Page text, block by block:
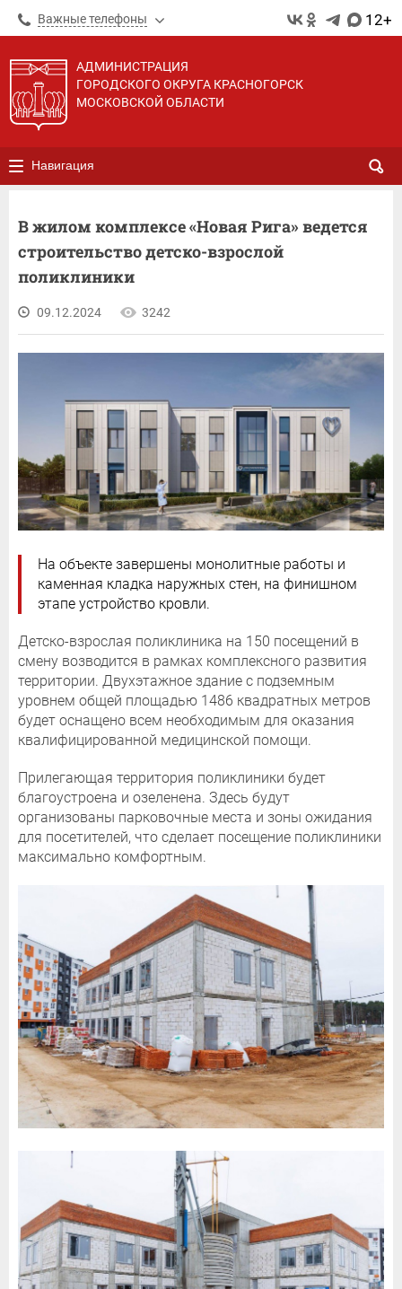
Важные телефоны 12+
АДМИНИСТРАЦИЯ
ГОРОДСКОГО ОКРУГА КРАСНОГОРСК
МОСКОВСКОЙ ОБЛАСТИ
Навигация
В жилом комплексе «Новая Рига» ведется
строительство детско-взрослой
поликлиники
09.12.2024 3242
На объекте завершены монолитные работы и
каменная кладка наружных стен, на финишном
этапе устройство кровли.
Детско-взрослая поликлиника на 150 посещений в
смену возводится в рамках комплексного развития
территории. Двухэтажное здание с подземным
уровнем общей площадью 1486 квадратных метров
будет оснащено всем необходимым для оказания
квалифицированной медицинской помощи.
Прилегающая территория поликлиники будет
благоустроена и озеленена. Здесь будут
организованы парковочные места и зоны ожидания
для посетителей, что сделает посещение поликлиники
максимально комфортным.